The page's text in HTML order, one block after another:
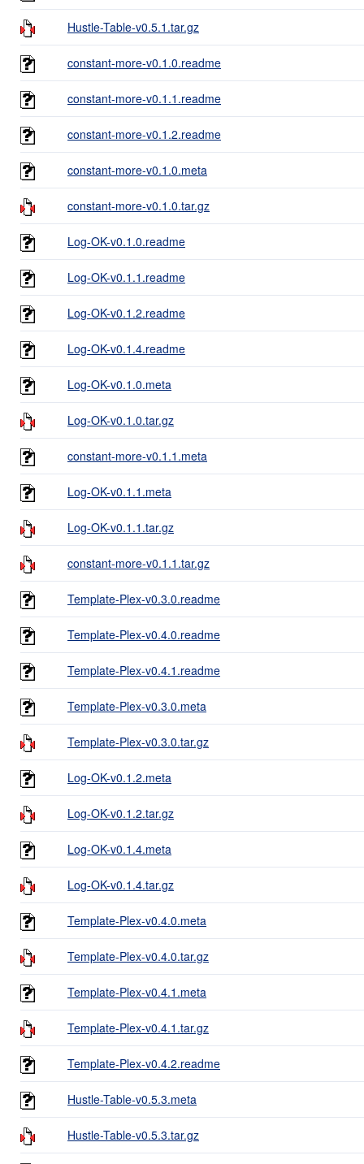
Hustle-Table-v0.5.1.tar.gz
constant-more-v0.1.0.readme
constant-more-v0.1.1.readme
constant-more-v0.1.2.readme
constant-more-v0.1.0.meta
constant-more-v0.1.0.tar.gz
Log-OK-v0.1.0.readme
Log-OK-v0.1.1.readme
Log-OK-v0.1.2.readme
Log-OK-v0.1.4.readme
Log-OK-v0.1.0.meta
Log-OK-v0.1.0.tar.gz
constant-more-v0.1.1.meta
Log-OK-v0.1.1.meta
Log-OK-v0.1.1.tar.gz
constant-more-v0.1.1.tar.gz
Template-Plex-v0.3.0.readme
Template-Plex-v0.4.0.readme
Template-Plex-v0.4.1.readme
Template-Plex-v0.3.0.meta
Template-Plex-v0.3.0.tar.gz
Log-OK-v0.1.2.meta
Log-OK-v0.1.2.tar.gz
Log-OK-v0.1.4.meta
Log-OK-v0.1.4.tar.gz
Template-Plex-v0.4.0.meta
Template-Plex-v0.4.0.tar.gz
Template-Plex-v0.4.1.meta
Template-Plex-v0.4.1.tar.gz
Template-Plex-v0.4.2.readme
Hustle-Table-v0.5.3.meta
Hustle-Table-v0.5.3.tar.gz